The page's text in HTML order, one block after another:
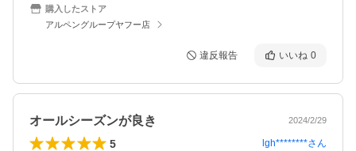
購入したストア
アルペングループヤフー店
違反報告 いいね 0
オールシーズンが良き 2024/2/29
5 lgh********さん